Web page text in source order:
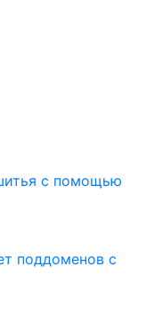
с помощью
поддоменов с